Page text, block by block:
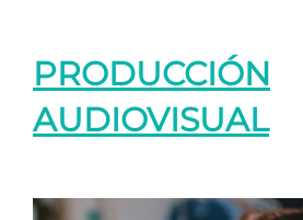
PRODUCCIÓN
AUDIOVISUAL